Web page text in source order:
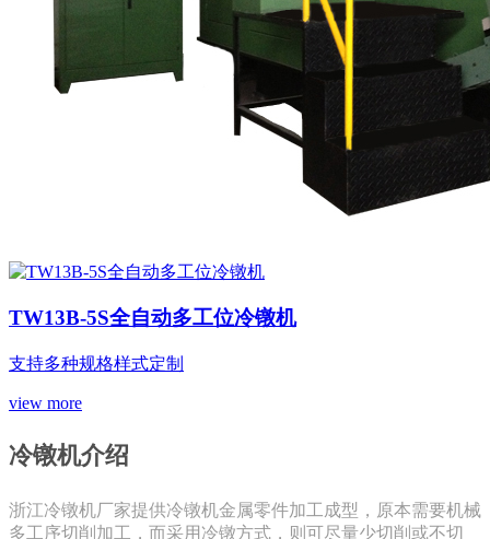
TW13B-5S全自动多工位冷镦机
支持多种规格样式定制
view more
冷镦机介绍
浙江冷镦机厂家提供冷镦机金属零件加工成型，原本需要机械
多工序切削加工，而采用冷镦方式，则可尽量少切削或不切